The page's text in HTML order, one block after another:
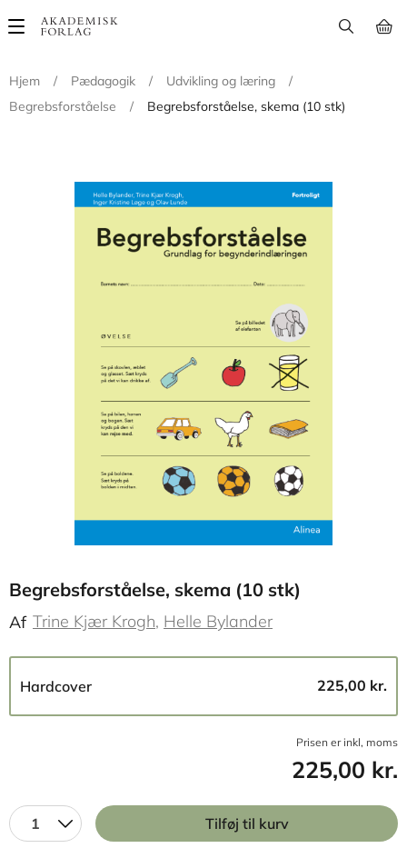
Main
Hjem
/ Pædagogik / Udvikling og læring
/
Begrebsforståelse
/ Begrebsforståelse, skema (10 stk)
Begrebsforståelse, skema (10 stk)
Af Trine Kjær Krogh Helle Bylander
Hardcover 225,00 kr.
Prisen er inkl, moms
225,00 kr.
1 Tilføj til kurv